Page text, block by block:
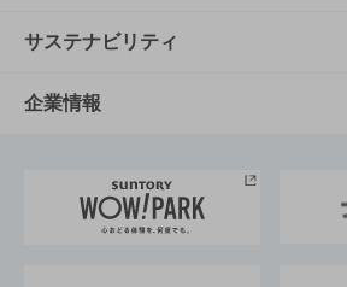
商品発売情報
栄養成分一覧
キャンペーン
工場見学
地域情報
文化・スポーツTOP
サントリーホール
サントリーサンバーズ大阪
サステナビリティ
サステナビリティTOP
サントリーが考えるサステナビリ
企業情報
企業概要